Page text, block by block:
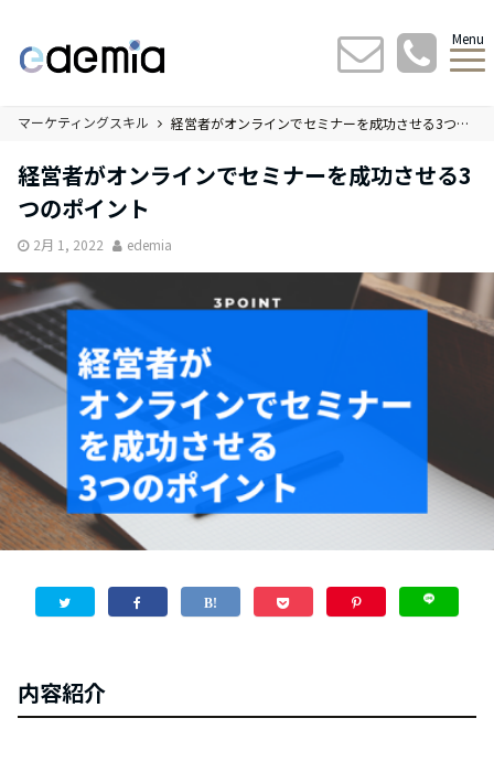
Menu
マーケティングスキル 経営者がオンラインでセミナーを成功させる3つのポイント
経営者がオンラインでセミナーを成功させる3
つのポイント
2月 1, 2022 edemia
内容紹介